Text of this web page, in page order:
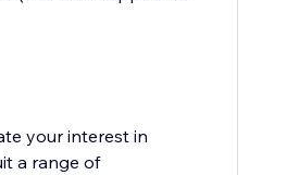
your interest in
a range of